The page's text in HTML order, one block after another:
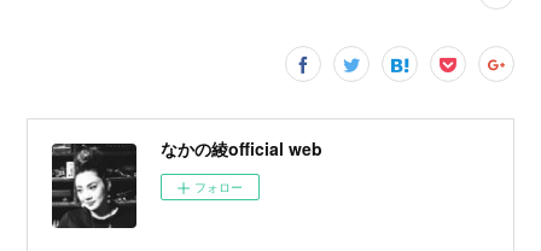
なかの綾official web
フォロー